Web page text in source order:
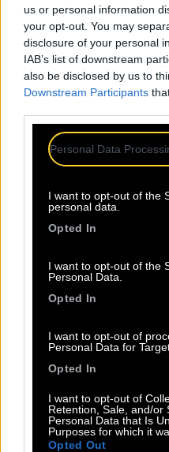
us or personal information
your opt-out. You may
disclosure of your personal
IAB’s list of downstream
also be disclosed by us to
Downstream Participants
Personal Data
I want to opt-out of the
personal data.
Opted In
I want to opt-out of the
Personal Data.
Opted In
I want to opt-out of
Personal Data for
Opted In
I want to opt-out of
Retention, Sale, and/or
Personal Data that Is
Purposes for which it
Opted Out
des actrices
lumière les pépites et
scène reggae digitale
« No More » :
Dub Siren de